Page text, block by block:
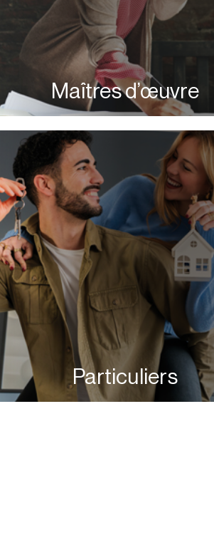
Maîtres d’œuvre
Particuliers